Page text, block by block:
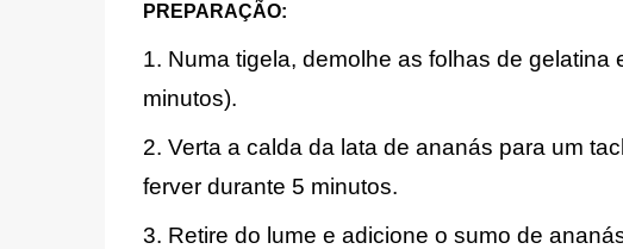
PREPARAÇÃO:
1. Numa tigela, demolhe as folhas de
minutos).
2. Verta a calda da lata de ananás para um
ferver durante 5 minutos.
3. Retire do lume e adicione o sumo de